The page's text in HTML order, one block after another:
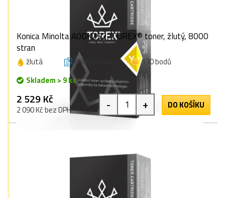
Konica Minolta A0DK252, TOREX® toner, žlutý, 8000
stran
žlutá 8000 stran
130 bodů
Skladem > 9 ks
2 529 Kč
2 090 Kč bez DPH - + DO KOŠÍKU